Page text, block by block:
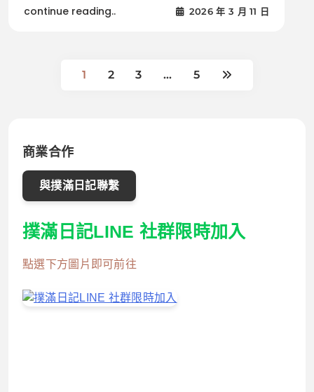
continue reading.. 2026 年 3 月 11 日
1 2 3 ... 5
商業合作
與撲滿日記聯繫
撲滿日記LINE 社群限時加入
點選下方圖片即可前往